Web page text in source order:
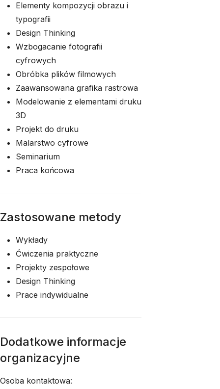
Elementy kompozycji obrazu i
typografii
Design Thinking
Wzbogacanie fotografii
cyfrowych
Obróbka plików filmowych
Zaawansowana grafika rastrowa
Modelowanie z elementami druku
3D
Projekt do druku
Malarstwo cyfrowe
Seminarium
Praca końcowa
Zastosowane metody
Wykłady
Ćwiczenia praktyczne
Projekty zespołowe
Design Thinking
Prace indywidualne
Dodatkowe informacje
organizacyjne
Osoba kontaktowa: